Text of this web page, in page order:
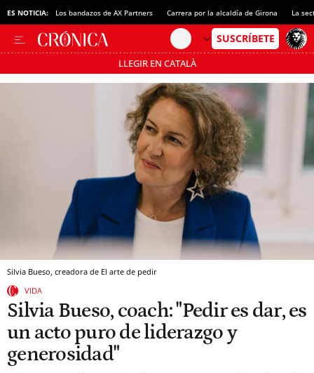
ES NOTICIA: Los bandazos de AX Partners Carrera por la alcaldía de Girona La
LLEGIR EN CATALÀ
Pásate al MODO AHORRO
Silvia Bueso, creadora de El arte de pedir
VIDA
Silvia Bueso, coach: "Pedir es dar, es
un acto puro de liderazgo y
generosidad"